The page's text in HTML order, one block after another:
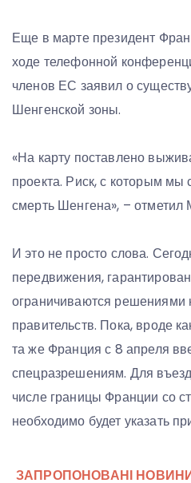
Еще в марте президент
ходе телефонной
членов ЕС заявил о
Шенгенской зоны.
«На карту поставлено
проекта. Риск, с которым мы
смерть Шенгена», – отметил
И это не просто слова.
передвижения,
ограничиваются решениями
правительств. Пока, вроде
та же Франция с 8 апреля
спецразрешениям. Для
числе границы Франции со
необходимо будет указать